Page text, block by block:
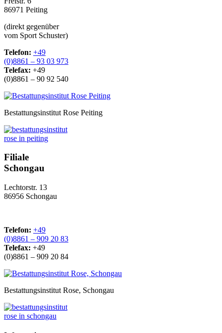
86971 Peiting
(direkt gegenüber
vom Sport Schuster)
Telefon: +49
(0)8861 – 93 03 973
Telefax: +49
(0)8861 – 90 92 540
Bestattungsinstitut Rose Peiting
Filiale
Schongau
Lechtorstr. 13
86956 Schongau
Telefon: +49
(0)8861 – 909 20 83
Telefax: +49
(0)8861 – 909 20 84
Bestattungsinstitut Rose, Schongau